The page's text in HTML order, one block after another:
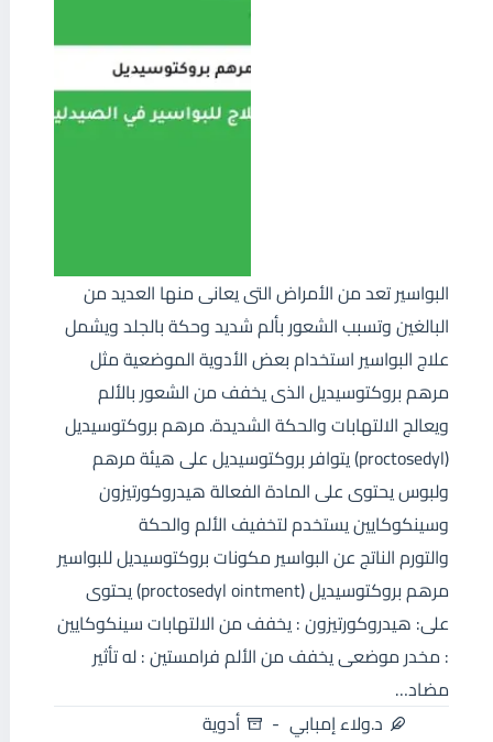
البواسير تعد من الأمراض التى يعانى منها العديد من
البالغين وتسبب الشعور بألم شديد وحكة بالجلد ويشمل
علاج البواسير استخدام بعض الأدوية الموضعية مثل
مرهم بروكتوسيديل الذى يخفف من الشعور بالألم
ويعالج الالتهابات والحكة الشديدة. مرهم بروكتوسيديل
(proctosedyl) يتوافر بروكتوسيديل على هيئة مرهم
ولبوس يحتوى على المادة الفعالة هيدروكورتيزون
وسينكوكايين يستخدم لتخفيف الألم والحكة
والتورم الناتج عن البواسير مكونات بروكتوسيديل للبواسير
مرهم بروكتوسيديل (proctosedyl ointment) يحتوى
على: هيدروكورتيزون : يخفف من الالتهابات سينكوكايين
: مخدر موضعى يخفف من الألم فرامستين : له تأثير
مضاد…
د.ولاء إمبابي
أدوية